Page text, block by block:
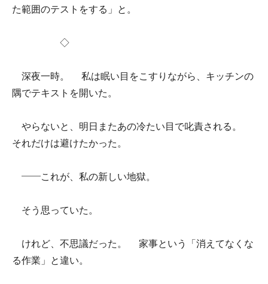
た範囲のテストをする」と。
◇
深夜一時。 私は眠い目をこすりながら、キッチンの
隅でテキストを開いた。
やらないと、明日またあの冷たい目で叱責される。
それだけは避けたかった。
――これが、私の新しい地獄。
そう思っていた。
けれど、不思議だった。 家事という「消えてなくな
る作業」と違い。